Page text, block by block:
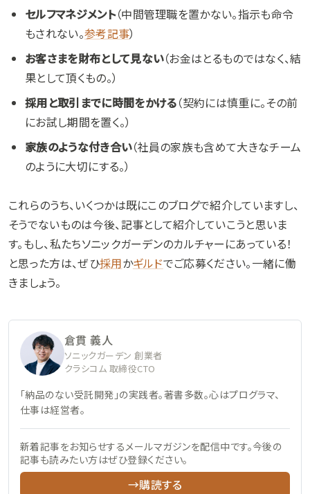
セルフマネジメント（中間管理職を置かない。指示も命令
もされない。参考記事）
お客さまを財布として見ない（お金はとるものではなく、結
果として頂くもの。）
採用と取引までに時間をかける（契約には慎重に。その前
にお試し期間を置く。）
家族のような付き合い（社員の家族も含めて大きなチーム
のように大切にする。）
これらのうち、いくつかは既にこのブログで紹介していますし、
そうでないものは今後、記事として紹介していこうと思いま
す。もし、私たちソニックガーデンのカルチャーにあっている！
と思った方は、ぜひ採用かギルドでご応募ください。一緒に働
きましょう。
倉貫 義人
ソニックガーデン 創業者
クラシコム 取締役CTO
「納品のない受託開発」の実践者。著書多数。心はプログラマ、
仕事は経営者。
新着記事をお知らせするメールマガジンを配信中です。今後の
記事も読みたい方はぜひ登録ください。
→購読する